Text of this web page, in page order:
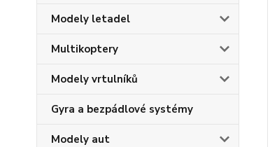
Modely letadel
Multikoptery
Modely vrtulníků
Gyra a bezpádlové systémy
Modely aut